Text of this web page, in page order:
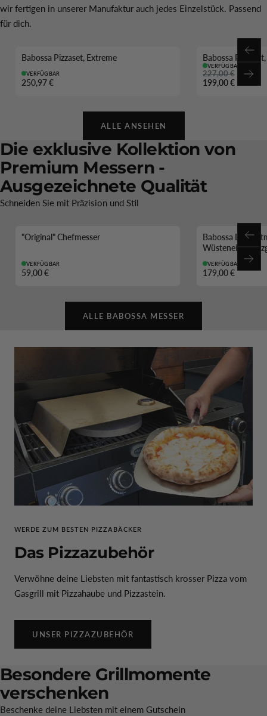
wir fertigen in unserer Manufaktur auch jedes Einzelstück. Passend
für dich.
Babossa Pizzaset, Extreme
VERFÜGBAR
250,97 €
-12 %
Babossa
VERFÜGBAR
227,00 €
199,00 €
ALLE ANSEHEN
Die exklusive Kollektion von
Premium Messern -
Ausgezeichnete Qualität
Schneiden Sie mit Präzision und Stil
"Original" Chefmesser
VERFÜGBAR
59,00 €
Babossa
VERFÜGBAR
179,00 €
ALLE BABOSSA MESSER
WERDE ZUM BESTEN PIZZABÄCKER
Das Pizzazubehör
Verwöhne deine Liebsten mit fantastisch krosser Pizza vom
Gasgrill mit Pizzahaube und Pizzastein.
UNSER PIZZAZUBEHÖR
Besondere Grillmomente
verschenken
Beschenke deine Liebsten mit einem Gutschein